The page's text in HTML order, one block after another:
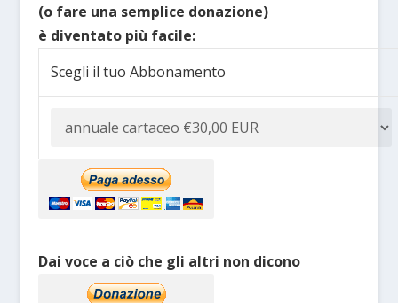
(o fare una semplice donazione)
è diventato più facile:
Scegli il tuo Abbonamento
Dai voce a ciò che gli altri non dicono